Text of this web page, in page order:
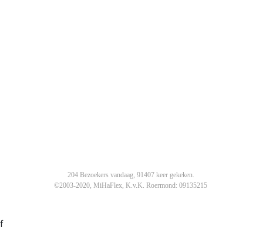
204 Bezoekers vandaag, 91407 keer gekeken.
©2003-2020, MiHaFlex, K.v.K. Roermond: 09135215
f